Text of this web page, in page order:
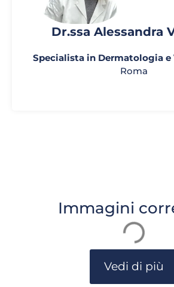
Dr.ssa Alessandra
Specialista in Dermatologia e
Roma
Immagini
Vedi di più